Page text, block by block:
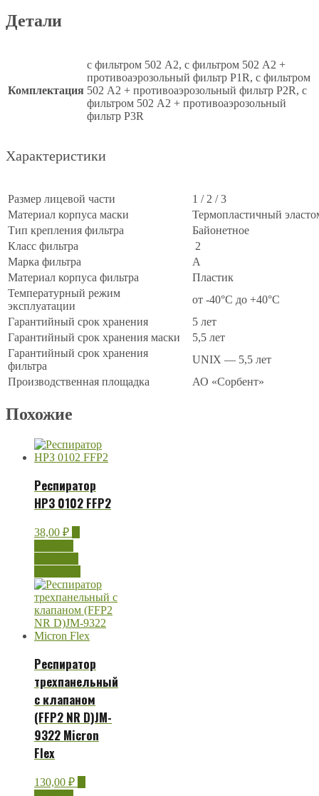
Детали
Комплектация
с фильтром 502 А2, с фильтром 502 А2 +
противоаэрозольный фильтр Р1R, с фильтром
502 А2 + противоаэрозольный фильтр Р2R, с
фильтром 502 А2 + противоаэрозольный
фильтр Р3R
Характеристики
Размер лицевой части
1 / 2 / 3
Материал корпуса маски
Термопластичный
Тип крепления фильтра
Байонетное
Класс фильтра
2
Марка фильтра
A
Материал корпуса фильтра
Пластик
Температурный режим
эксплуатации
от -40°C до +40°C
Гарантийный срок хранения
5 лет
Гарантийный срок хранения маски
5,5 лет
Гарантийный срок хранения
фильтра
UNIX — 5,5 лет
Производственная площадка
АО «Сорбент»
Похожие
Респиратор
НРЗ 0102 FFP2
38,00 ₽
Респиратор
трехпанельный
с клапаном
(FFP2 NR D)JM-
9322 Micron
Flex
130,00 ₽